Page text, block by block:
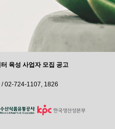
육성 사업자 모집 공고
02-724-1107, 1826